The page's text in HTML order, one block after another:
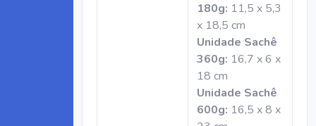
180g: 11,5 x 5,3
x 18,5 cm
Unidade Sachê
360g: 16,7 x 6 x
18 cm
Unidade Sachê
600g: 16,5 x 8 x